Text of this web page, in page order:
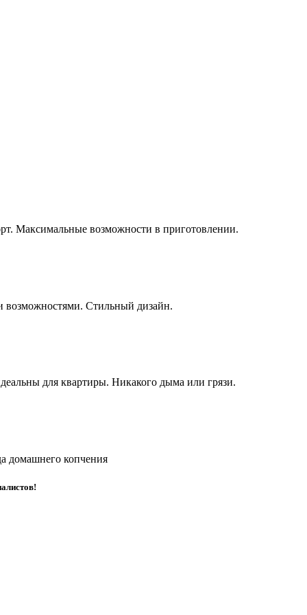
Максимальные возможности в приготовлении.
возможностями. Стильный дизайн.
для квартиры. Никакого дыма или грязи.
домашнего копчения